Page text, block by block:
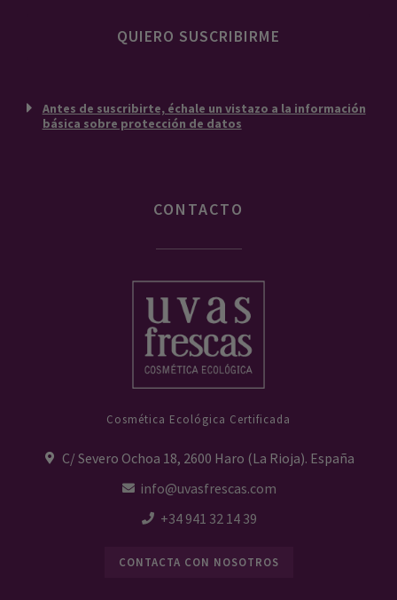
Antes de suscribirte, échale un vistazo a la información
básica sobre protección de datos
CONTACTO
Cosmética Ecológica Certificada
C/ Severo Ochoa 18, 2600 Haro (La Rioja). España
info@uvasfrescas.com
+34 941 32 14 39
CONTACTA CON NOSOTROS